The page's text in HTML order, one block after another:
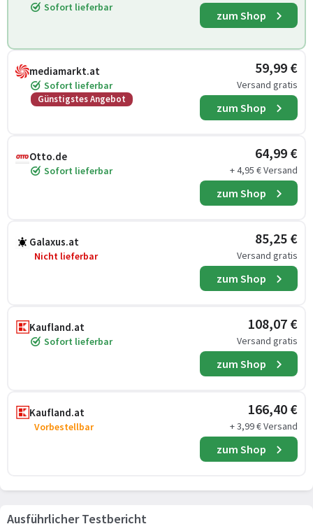
Sofort lieferbar
zum Shop
mediamarkt.at
Sofort lieferbar
Günstigstes Angebot
59,99 €
Versand gratis
zum Shop
Otto.de
Sofort lieferbar
64,99 €
+ 4,95 € Versand
zum Shop
Galaxus.at
Nicht lieferbar
85,25 €
Versand gratis
zum Shop
Kaufland.at
Sofort lieferbar
108,07 €
Versand gratis
zum Shop
Kaufland.at
Vorbestellbar
166,40 €
+ 3,99 € Versand
zum Shop
Ausführlicher Testbericht